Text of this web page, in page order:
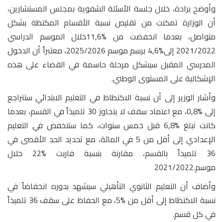
وأوضح برادة، خلال جلسة الأسئلة الشفوية بمجلس المستشارين،
أن الوزارة تمكنت من تقليص نسبة الأقسام المكتظة بشكل
متواصل، بعدما انخفضت من 11,6%خلال الموسم الدراسي
2021/2022 إلى%
4,6 برسم موسم2025/2026، معتبراً أن الدخول
المدرسي المقبل سيشكل مرحلة حاسمة في القضاء على هذه
الإشكالية على المستوى الوطني.
وأشار الوزير إلى أن نسبة الاكتظاظ في التعليم الابتدائي ستتراجع
إلى 0,8%
، مع اعتماد سقف لا يتجاوز 30 تلميذاً في القسم، بعدما
كانت تبلغ 6,8% قبل خمس سنوات، كما ستنخفض في التعليم
الإعدادي إلى أقل من 5 في المائة، مع تحديد الحد الأقصى في
36 تلميذاً بالقسم، مقارنة بنسبة قاربت
%
22 خلال
موسم2021/2022.
وأضاف أن التعليم الثانوي التأهيلي سيشهد بدوره انخفاضاً في
نسبة الاكتظاظ إلى أقل من %
5، مع الحفاظ على سقف 36 تلميذاً
في كل قسم.